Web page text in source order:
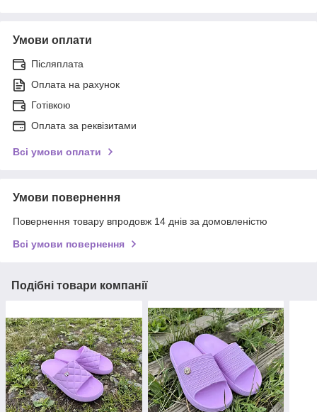
Умови оплати
Післяплата
Оплата на рахунок
Готівкою
Оплата за реквізитами
Всі умови оплати
Умови повернення
Повернення товару впродовж 14 днів за домовленістю
Всі умови повернення
Подібні товари компанії